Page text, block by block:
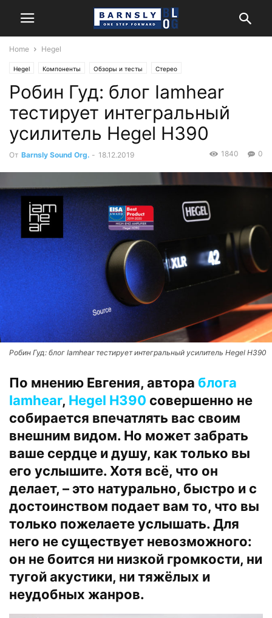
Home Hegel
Hegel Компоненты Обзоры и тесты Стерео
Робин Гуд: блог Iamhear
тестирует интегральный
усилитель Hegel H390
От Barnsly Sound Org. - 18.12.2019 0
1840
Робин Гуд: блог Iamhear тестирует интегральный усилитель Hegel H390
По мнению Евгения, автора блога
Iamhear, Hegel H390 совершенно не
собирается впечатлять вас своим
внешним видом. Но может забрать
ваше сердце и душу, как только вы
его услышите. Хотя всё, что он
делает, – это натурально, быстро и с
достоинством подает вам то, что вы
только пожелаете услышать. Для
него не существует невозможного:
он не боится ни низкой громкости, ни
тугой акустики, ни тяжёлых и
неудобных жанров.